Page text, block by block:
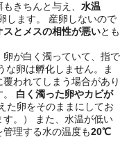
きちんと与え、 水温
します。 産卵しないので
スとメスの相性が悪いとも
卵が白く濁っていて、指で
な卵は孵化しません。ま
われてしまう場合があり
白く濁った卵やカビが
た卵をそのままにしてお
す。） また、水温が低い
理する水の温度も20℃